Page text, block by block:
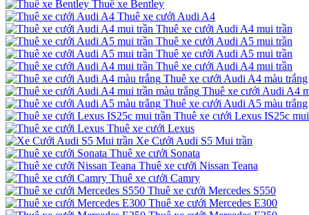
Thuê xe Bentley
Thuê xe cưới Audi A4
Thuê xe cưới Audi A4 mui trần
Thuê xe cưới Audi A5 mui trần
Thuê xe cưới Audi A5 mui trần
Thuê xe cưới Audi A4 mui trần
Thuê xe cưới Audi A4 màu trắng
Thuê xe cưới Audi A4
Thuê xe cưới Audi A5 màu trắng
Thuê xe cưới Lexus IS25c
Thuê xe cưới Lexus
Xe Cưới Audi S5 Mui trần
Thuê xe cưới Sonata
Thuê xe cưới Nissan Teana
Thuê xe cưới Camry
Thuê xe cưới Mercedes S550
Thuê xe cưới Mercedes E300